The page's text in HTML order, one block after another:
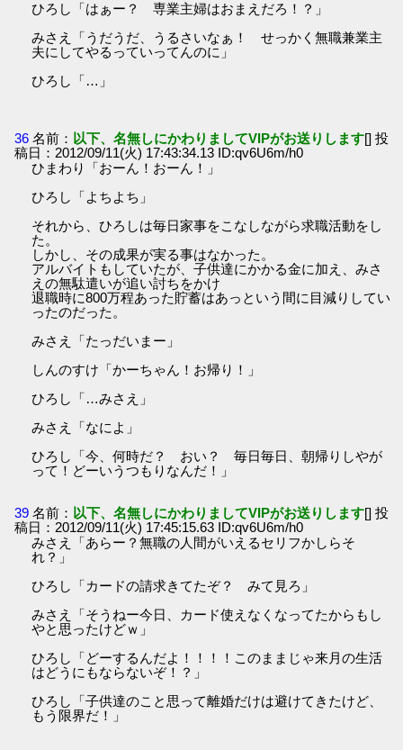
ひろし「はぁー？ 専業主婦はおまえだろ！？」
みさえ「うだうだ、うるさいなぁ！ せっかく無職兼業主
夫にしてやるっていってんのに」
ひろし「…」
36 名前： 以下、名無しにかわりましてVIPがお送りします[] 投
稿日：2012/09/11(火) 17:43:34.13 ID:qv6U6m/h0
ひまわり「おーん！おーん！」
ひろし「よちよち」
それから、ひろしは毎日家事をこなしながら求職活動をし
た。
しかし、その成果が実る事はなかった。
アルバイトもしていたが、子供達にかかる金に加え、みさ
えの無駄遣いが追い討ちをかけ
退職時に800万程あった貯蓄はあっという間に目減りしてい
ったのだった。
みさえ「たっだいまー」
しんのすけ「かーちゃん！お帰り！」
ひろし「…みさえ」
みさえ「なによ」
ひろし「今、何時だ？ おい？ 毎日毎日、朝帰りしやが
って！どーいうつもりなんだ！」
39 名前： 以下、名無しにかわりましてVIPがお送りします[] 投
稿日：2012/09/11(火) 17:45:15.63 ID:qv6U6m/h0
みさえ「あらー？無職の人間がいえるセリフかしらそ
れ？」
ひろし「カードの請求きてたぞ？ みて見ろ」
みさえ「そうねー今日、カード使えなくなってたからもし
やと思ったけどｗ」
ひろし「どーするんだよ！！！！このままじゃ来月の生活
はどうにもならないぞ！？」
ひろし「子供達のこと思って離婚だけは避けてきたけど、
もう限界だ！」